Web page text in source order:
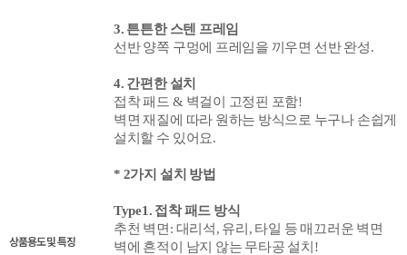
상품용도 및 특징
3. 튼튼한 스텐 프레임
선반 양쪽 구멍에 프레임을 끼우면 선반 완성.
4. 간편한 설치
접착 패드 & 벽걸이 고정핀 포함!
벽면 재질에 따라 원하는 방식으로 누구나 손쉽게
설치할 수 있어요.
* 2가지 설치 방법
Type1. 접착 패드 방식
추천 벽면: 대리석, 유리, 타일 등 매끄러운 벽면
벽에 흔적이 남지 않는 무타공 설치!